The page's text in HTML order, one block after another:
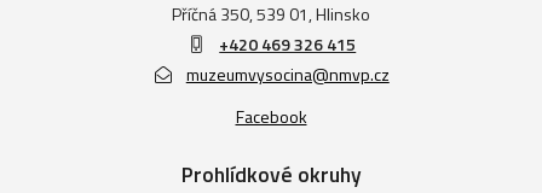
Příčná 350, 539 01, Hlinsko
+420 469 326 415
muzeumvysocina@nmvp.cz
Facebook
Prohlídkové okruhy